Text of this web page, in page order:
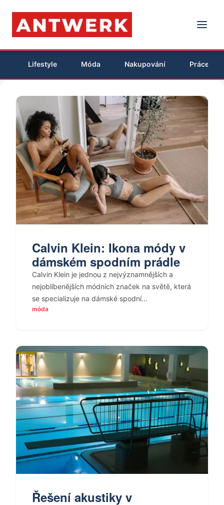
Lifestyle Móda Nakupování Práce
Calvin Klein: Ikona módy v
dámském spodním prádle
Calvin Klein je jednou z nejvýznamnějších a
nejoblíbenějších módních značek na světě, která
se specializuje na dámské spodní...
móda
Řešení akustiky v